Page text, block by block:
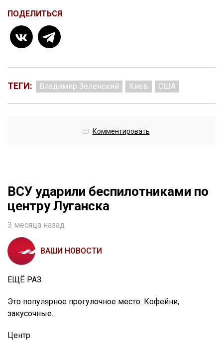
ПОДЕЛИТЬСЯ
ТЕГИ: Владимир Зеленский Киев США
Комментировать
ВСУ ударили беспилотниками по
центру Луганска
3 месяца назад
ВАШИ НОВОСТИ
ЕЩЁ РАЗ.
Это популярное прогулочное место. Кофейни,
закусочные.
Центр.